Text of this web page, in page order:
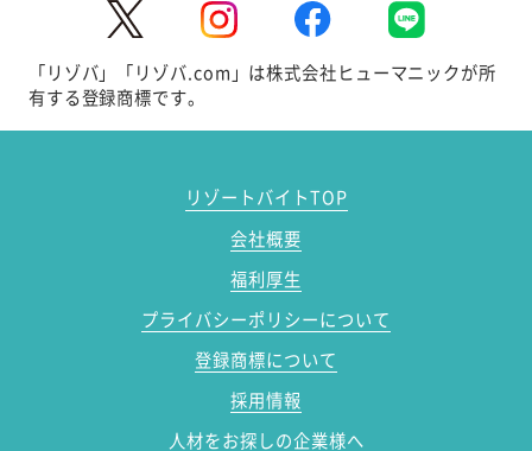
「リゾバ」「リゾバ.com」は株式会社ヒューマニックが所
有する登録商標です。
リゾートバイトTOP
会社概要
福利厚生
プライバシーポリシーについて
登録商標について
採用情報
人材をお探しの企業様へ